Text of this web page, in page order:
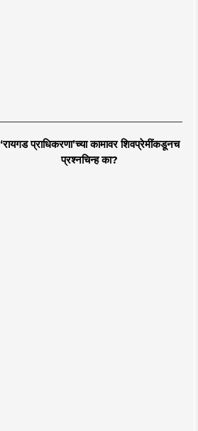
‘रायगड प्राधिकरणा’च्या कामावर शिवप्रेमींकडूनच
प्रश्नचिन्ह का?